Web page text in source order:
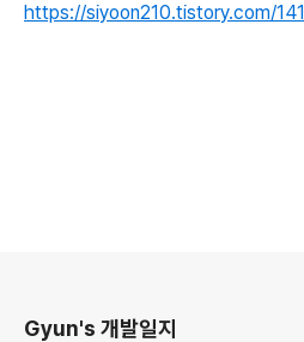
https://siyoon210.tistory.com/141
Gyun's 개발일지